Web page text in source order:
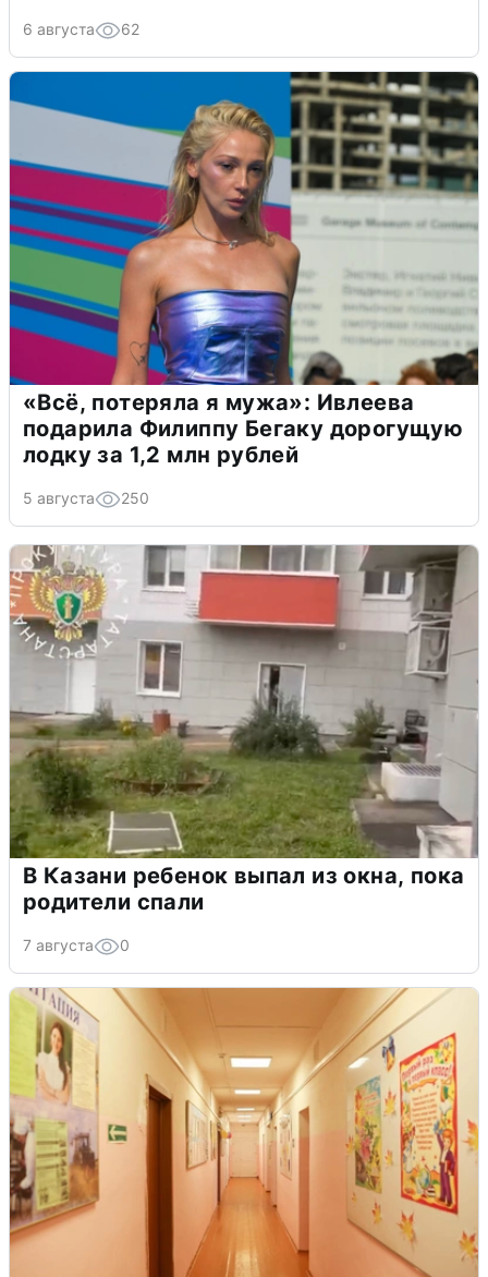
6 августа 62
«Всё, потеряла я мужа»: Ивлеева
подарила Филиппу Бегаку дорогущую
лодку за 1,2 млн рублей
5 августа 250
В Казани ребенок выпал из окна, пока
родители спали
7 августа 0